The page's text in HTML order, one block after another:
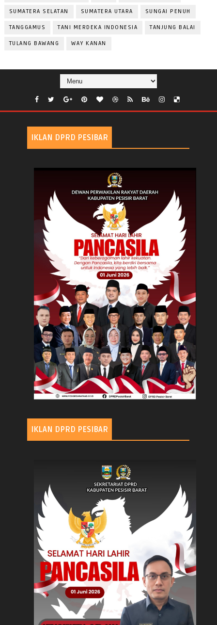
SUMATERA SELATAN SUMATERA UTARA SUNGAI PENUH
TANGGAMUS TANI MERDEKA INDONESIA TANJUNG BALAI
TULANG BAWANG WAY KANAN
IKLAN DPRD PESIBAR
IKLAN DPRD PESIBAR